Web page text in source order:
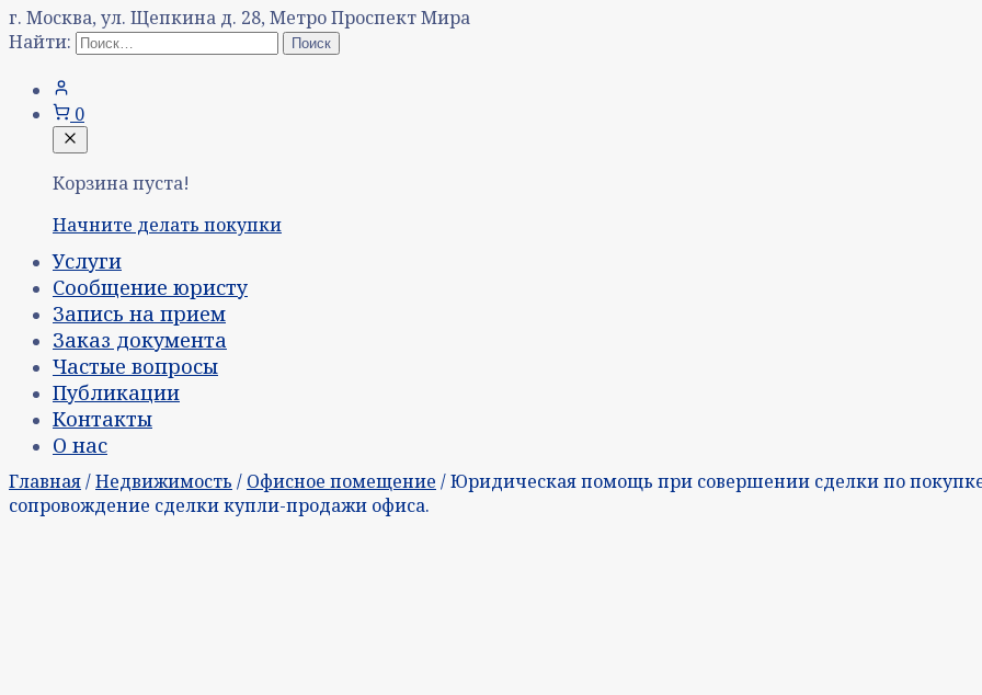
г. Москва, ул. Щепкина д. 28, Метро Проспект Мира
Найти:
0
Корзина пуста!
Начните делать покупки
Услуги
Сообщение юристу
Запись на прием
Заказ документа
Частые вопросы
Публикации
Контакты
О нас
Главная/Недвижимость / Офисное помещение / Юридическая помощь при совершении сделки по
сопровождение сделки купли-продажи офиса.